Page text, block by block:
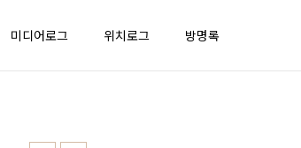
미디어로그 위치로그 방명록